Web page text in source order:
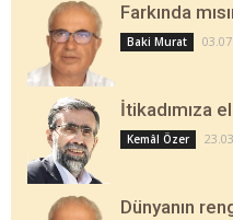
Farkında
Baki Murat
İtikadımıza
Kemâl Özer
Dünyanın